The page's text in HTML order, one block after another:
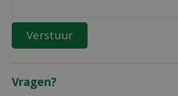
Vragen?